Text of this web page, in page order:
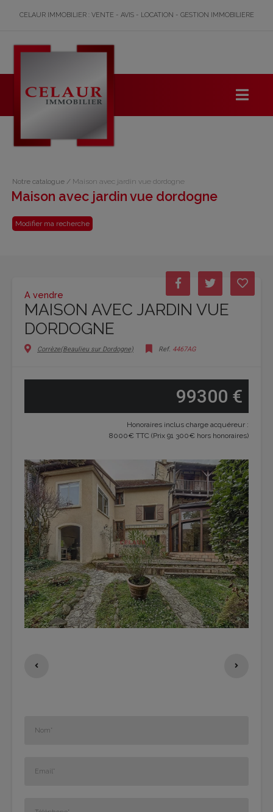
CELAUR IMMOBILIER : VENTE - AVIS - LOCATION - GESTION IMMOBILIERE
Notre catalogue / Maison avec jardin vue dordogne
Maison avec jardin vue dordogne
Modifier ma recherche
A vendre
MAISON AVEC JARDIN VUE
DORDOGNE
Corrèze(Beaulieu sur Dordogne) Ref. 4467AG
99300 €
Honoraires inclus charge acquéreur :
8000€ TTC (Prix 91 300€ hors honoraires)